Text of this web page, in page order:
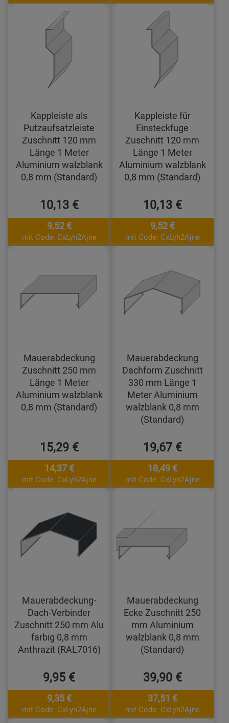
Kappleiste als
Putzaufsatzleiste
Zuschnitt 120 mm
Länge 1 Meter
Aluminium walzblank
0,8 mm (Standard)
10,13 €
9,52 €
mit Code: CxLyh2Ajne
Kappleiste für
Einsteckfuge
Zuschnitt 120 mm
Länge 1 Meter
Aluminium walzblank
0,8 mm (Standard)
10,13 €
9,52 €
mit Code: CxLyh2Ajne
Mauerabdeckung
Zuschnitt 250 mm
Länge 1 Meter
Aluminium walzblank
0,8 mm (Standard)
15,29 €
14,37 €
mit Code: CxLyh2Ajne
Mauerabdeckung
Dachform Zuschnitt
330 mm Länge 1
Meter Aluminium
walzblank 0,8 mm
(Standard)
19,67 €
18,49 €
mit Code: CxLyh2Ajne
Mauerabdeckung-
Dach-Verbinder
Zuschnitt 250 mm Alu
farbig 0,8 mm
Anthrazit (RAL7016)
9,95 €
9,35 €
mit Code: CxLyh2Ajne
Mauerabdeckung
Ecke Zuschnitt 250
mm Aluminium
walzblank 0,8 mm
(Standard)
39,90 €
37,51 €
mit Code: CxLyh2Ajne